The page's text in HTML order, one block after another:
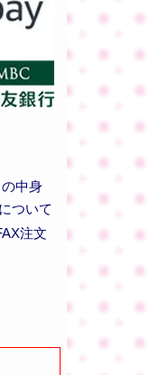
中身
ついて
注文